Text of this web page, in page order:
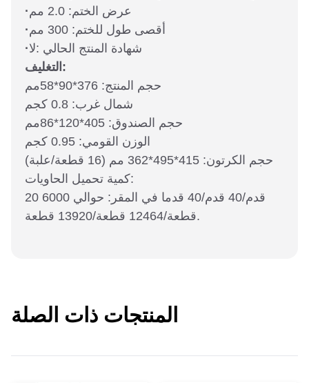
·
عرض الختم: 2.0 مم
·
أقصى طول للختم: 300 مم
·شهادة المنتج الحالي :لا
التغليف:
حجم المنتج: 376*90*58مم
شمال غرب: 0.8 كجم
حجم الصندوق: 405*120*86مم
الوزن القومي: 0.95 كجم
حجم الكرتون: 415*495*362 مم (16 قطعة/علبة)
كمية تحميل الحاويات:
20 قدم/40 قدم/40 قدما في المقر: حوالي 6000
قطعة/12464 قطعة/13920 قطعة.
المنتجات ذات الصلة